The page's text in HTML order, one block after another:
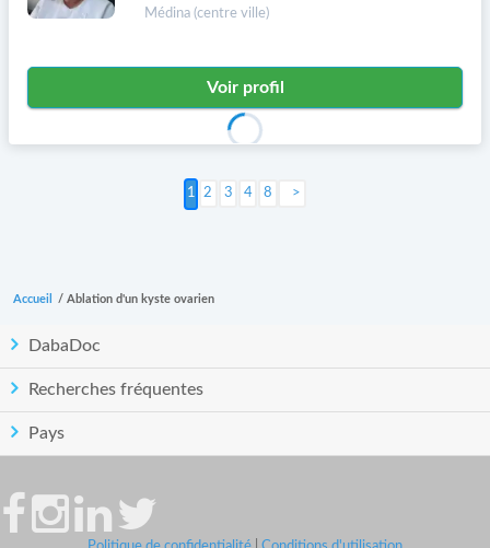
Médina (centre ville)
Voir profil
2 3 4 8 Suivant >
Accueil / Ablation d'un kyste ovarien
DabaDoc
Recherches fréquentes
Pays